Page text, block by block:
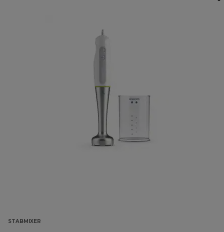
STABMIXER